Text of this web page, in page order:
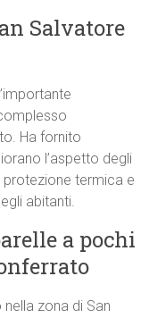
Salvatore
Ha fornito
l’aspetto degli
protezione termica e
abitanti.
a pochi
zona di San